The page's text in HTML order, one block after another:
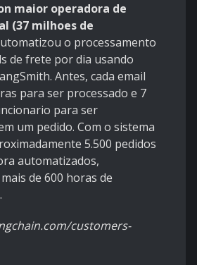
maior operadora de
(37 milhoes de
o processamento
de frete por dia usando
Antes, cada email
para ser processado e 7
para ser
um pedido. Com o sistema
5.500 pedidos
automatizados,
de 600 horas de
customers-